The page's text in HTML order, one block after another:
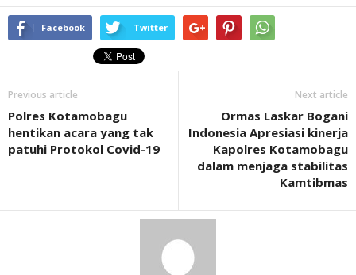
Facebook Twitter
Previous article
Polres Kotamobagu
hentikan acara yang tak
patuhi Protokol Covid-19
Next article
Ormas Laskar Bogani
Indonesia Apresiasi kinerja
Kapolres Kotamobagu
dalam menjaga stabilitas
Kamtibmas